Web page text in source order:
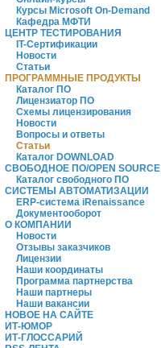
Курсы Microsoft On-Demand
Кафедра МФТИ
ЦЕНТР ТЕСТИРОВАНИЯ
IT-Сертификации
Новости
Статьи
ПРОГРАММНЫЕ ПРОДУКТЫ
Каталог ПО
Лицензиатор ПО
Схемы лицензирования
Новости
Вопросы и ответы
Статьи
Каталог DOWNLOAD
СВОБОДНОЕ ПО/OPEN SOURCE
Каталог свободного ПО
СИСТЕМЫ АВТОМАТИЗАЦИИ
ERP-система iRenaissance
Документооборот
О КОМПАНИИ
Новости
Отзывы заказчиков
Лицензии
Наши координаты
Программа партнерства
Наши партнеры
Наши вакансии
НОВОЕ НА САЙТЕ
ИТ-ЮМОР
ИТ-ГЛОССАРИЙ